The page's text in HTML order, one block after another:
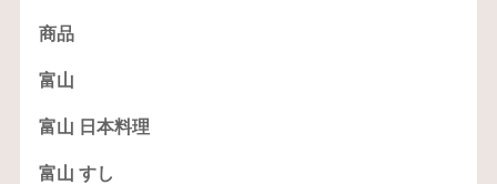
商品
富山
富山 日本料理
富山 すし